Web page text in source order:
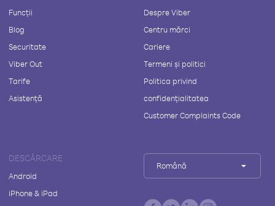
Funcții
Blog
Securitate
Viber Out
Tarife
Asistență
Despre Viber
Centru mărci
Cariere
Termeni și politici
Politica privind
confidențialitatea
Customer Complaints Code
DESCĂRCARE
Android
iPhone & iPad
Română